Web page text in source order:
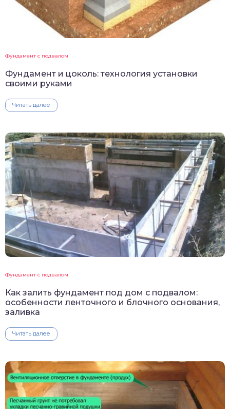
Фундамент с подвалом
Фундамент и цоколь: технология установки
своими руками
Читать далее
Фундамент с подвалом
Как залить фундамент под дом с подвалом:
особенности ленточного и блочного основания,
заливка
Читать далее